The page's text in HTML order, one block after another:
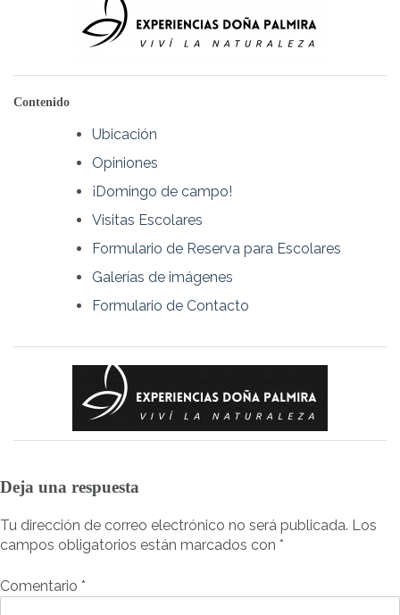
Contenido
Ubicación
Opiniones
¡Domingo de campo!
Visitas Escolares
Formulario de Reserva para Escolares
Galerías de imágenes
Formulario de Contacto
Deja una respuesta
Tu dirección de correo electrónico no será publicada. Los
campos obligatorios están marcados con *
Comentario *